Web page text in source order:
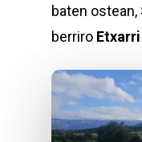
baten ostean,
berriro